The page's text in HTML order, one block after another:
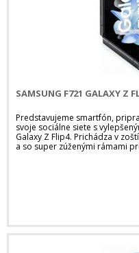
SAMSUNG F721 GALAXY Z
Predstavujeme smartfón,
svoje sociálne siete s
Galaxy Z Flip4. Prichádza v
a so super zúženými rámami